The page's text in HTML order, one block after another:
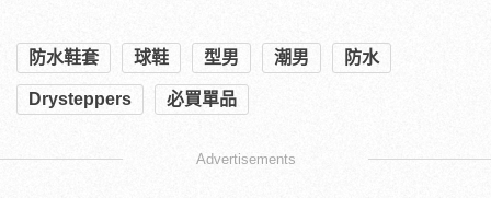
防水鞋套 球鞋 型男 潮男 防水
Drysteppers 必買單品
Advertisements